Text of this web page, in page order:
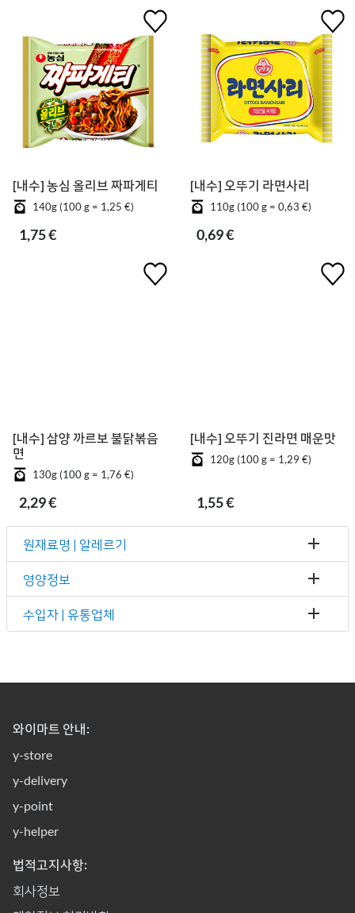
[내수] 농심 올리브 짜파게티
140g (100 g = 1,25 €)
1,75 €
[내수] 오뚜기 라면사리
110g (100 g = 0,63 €)
0,69 €
[내수] 삼양 까르보 불닭볶음
면
130g (100 g = 1,76 €)
2,29 €
[내수] 오뚜기 진라면 매운맛
120g (100 g = 1,29 €)
1,55 €
원재료명 | 알레르기
영양정보
수입자 | 유통업체
와이마트 안내:
y-store
y-delivery
y-point
y-helper
법적고지사항:
회사정보